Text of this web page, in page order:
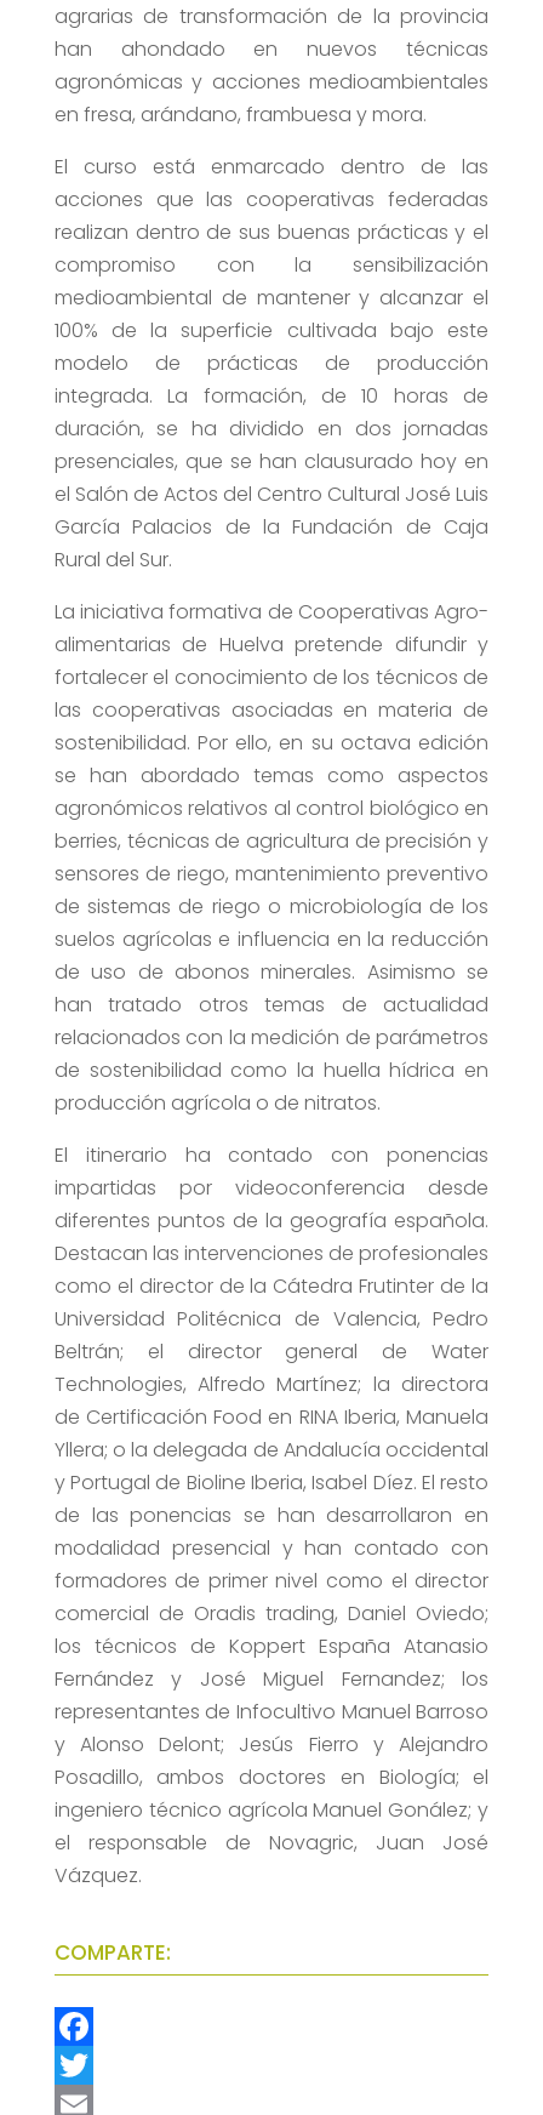
agrarias de transformación de la provincia
han ahondado en nuevos técnicas
agronómicas y acciones medioambientales
en fresa, arándano, frambuesa y mora.
El curso está enmarcado dentro de las
acciones que las cooperativas federadas
realizan dentro de sus buenas prácticas y el
compromiso con la sensibilización
medioambiental de mantener y alcanzar el
100% de la superficie cultivada bajo este
modelo de prácticas de producción
integrada. La formación, de 10 horas de
duración, se ha dividido en dos jornadas
presenciales, que se han clausurado hoy en
el Salón de Actos del Centro Cultural José Luis
García Palacios de la Fundación de Caja
Rural del Sur.
La iniciativa formativa de Cooperativas Agro-
alimentarias de Huelva pretende difundir y
fortalecer el conocimiento de los técnicos de
las cooperativas asociadas en materia de
sostenibilidad. Por ello, en su octava edición
se han abordado temas como aspectos
agronómicos relativos al control biológico en
berries, técnicas de agricultura de precisión y
sensores de riego, mantenimiento preventivo
de sistemas de riego o microbiología de los
suelos agrícolas e influencia en la reducción
de uso de abonos minerales. Asimismo se
han tratado otros temas de actualidad
relacionados con la medición de parámetros
de sostenibilidad como la huella hídrica en
producción agrícola o de nitratos.
El itinerario ha contado con ponencias
impartidas por videoconferencia desde
diferentes puntos de la geografía española.
Destacan las intervenciones de profesionales
como el director de la Cátedra Frutinter de la
Universidad Politécnica de Valencia, Pedro
Beltrán; el director general de Water
Technologies, Alfredo Martínez; la directora
de Certificación Food en RINA Iberia, Manuela
Yllera; o la delegada de Andalucía occidental
y Portugal de Bioline Iberia, Isabel Díez. El resto
de las ponencias se han desarrollaron en
modalidad presencial y han contado con
formadores de primer nivel como el director
comercial de Oradis trading, Daniel Oviedo;
los técnicos de Koppert España Atanasio
Fernández y José Miguel Fernandez; los
representantes de Infocultivo Manuel Barroso
y Alonso Delont; Jesús Fierro y Alejandro
Posadillo, ambos doctores en Biología; el
ingeniero técnico agrícola Manuel Gonález; y
el responsable de Novagric, Juan José
Vázquez.
COMPARTE:
F
a
T